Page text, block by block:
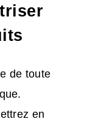
de toute
en